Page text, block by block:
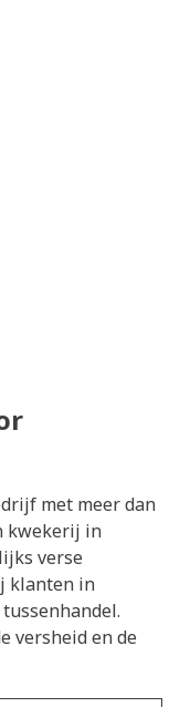
met meer dan
kwekerij in
verse
klanten in
versheid en de